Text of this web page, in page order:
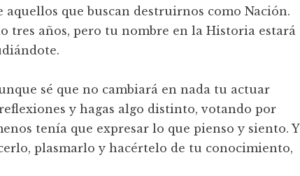
que buscan destruirnos como Nación.
tres años, pero tu nombre en la Historia estará
sé que no cambiará en nada tu actuar
y hagas algo distinto, votando por
tenía que expresar lo que pienso y siento. Y
plasmarlo y hacértelo de tu conocimiento,